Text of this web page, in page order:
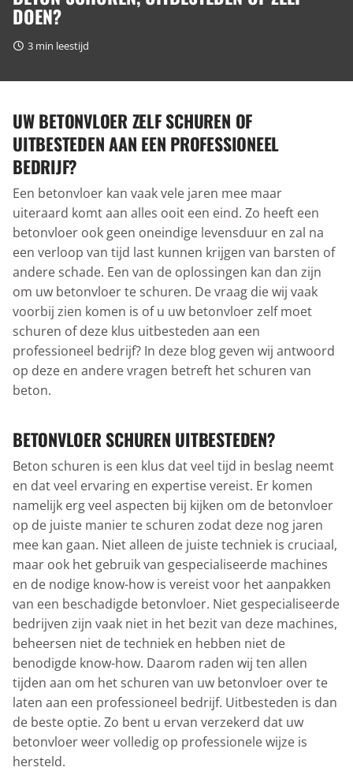
DOEN?
3min leestijd
UW BETONVLOER ZELF SCHUREN OF
UITBESTEDEN AAN EEN PROFESSIONEEL
BEDRIJF?
Een betonvloer kan vaak vele jaren mee maar
uiteraard komt aan alles ooit een eind. Zo heeft een
betonvloer ook geen oneindige levensduur en zal na
een verloop van tijd last kunnen krijgen van barsten of
andere schade. Een van de oplossingen kan dan zijn
om uw betonvloer te schuren. De vraag die wij vaak
voorbij zien komen is of u uw betonvloer zelf moet
schuren of deze klus uitbesteden aan een
professioneel bedrijf? In deze blog geven wij antwoord
op deze en andere vragen betreft het schuren van
beton.
BETONVLOER SCHUREN UITBESTEDEN?
Beton schuren is een klus dat veel tijd in beslag neemt
en dat veel ervaring en expertise vereist. Er komen
namelijk erg veel aspecten bij kijken om de betonvloer
op de juiste manier te schuren zodat deze nog jaren
mee kan gaan. Niet alleen de juiste techniek is cruciaal,
maar ook het gebruik van gespecialiseerde machines
en de nodige know-how is vereist voor het aanpakken
van een beschadigde betonvloer. Niet gespecialiseerde
bedrijven zijn vaak niet in het bezit van deze machines,
beheersen niet de techniek en hebben niet de
benodigde know-how. Daarom raden wij ten allen
tijden aan om het schuren van uw betonvloer over te
laten aan een professioneel bedrijf. Uitbesteden is dan
de beste optie. Zo bent u ervan verzekerd dat uw
betonvloer weer volledig op professionele wijze is
hersteld.